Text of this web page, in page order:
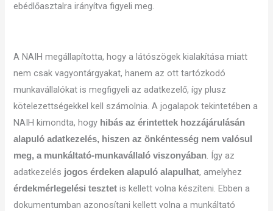
ebédlőasztalra irányítva figyeli meg.
A NAIH megállapította, hogy a látószögek kialakítása miatt
nem csak vagyontárgyakat, hanem az ott tartózkodó
munkavállalókat is megfigyeli az adatkezelő, így plusz
kötelezettségekkel kell számolnia. A jogalapok tekintetében a
NAIH kimondta, hogy hibás az érintettek hozzájárulásán
alapuló adatkezelés, hiszen az önkéntesség nem valósul
meg, a munkáltató-munkavállaló viszonyában. Így az
adatkezelés jogos érdeken alapuló alapulhat, amelyhez
érdekmérlegelési tesztet is kellett volna készíteni. Ebben a
dokumentumban azonosítani kellett volna a munkáltató